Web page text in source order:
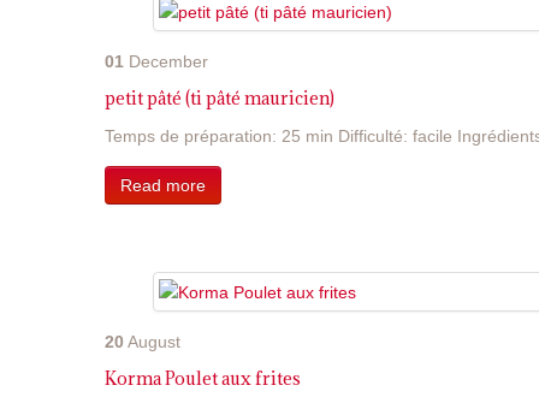
01 December
petit pâté (ti pâté mauricien)
Temps de préparation: 25 min Difficulté: facile
Read more
20 August
Korma Poulet aux frites